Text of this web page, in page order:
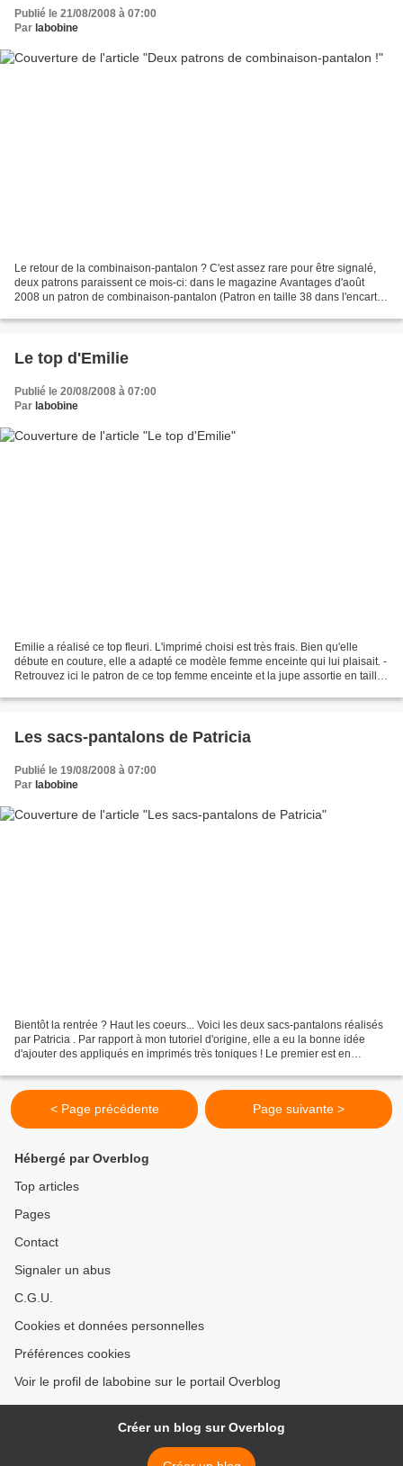
Publié le 21/08/2008 à 07:00
Par labobine
Le retour de la combinaison-pantalon ? C'est assez rare pour être signalé,
deux patrons paraissent ce mois-ci: dans le magazine Avantages d'août
2008 un patron de combinaison-pantalon (Patron en taille 38 dans l'encart
Le top d'Emilie
Publié le 20/08/2008 à 07:00
Par labobine
Emilie a réalisé ce top fleuri. L'imprimé choisi est très frais. Bien qu'elle
débute en couture, elle a adapté ce modèle femme enceinte qui lui plaisait. -
Retrouvez ici le patron de ce top femme enceinte et la jupe assortie en tailles
Les sacs-pantalons de Patricia
Publié le 19/08/2008 à 07:00
Par labobine
Bientôt la rentrée ? Haut les coeurs... Voici les deux sacs-pantalons réalisés
par Patricia . Par rapport à mon tutoriel d'origine, elle a eu la bonne idée
d'ajouter des appliqués en imprimés très toniques ! Le premier est en
< Page précédente Page suivante >
Hébergé par Overblog
Top articles
Pages
Contact
Signaler un abus
C.G.U.
Cookies et données personnelles
Préférences cookies
Voir le profil de labobine sur le portail Overblog
Créer un blog sur Overblog